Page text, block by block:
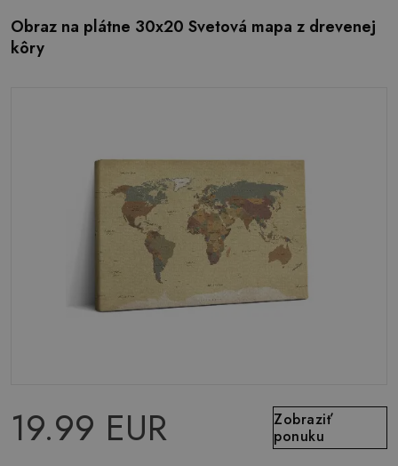
Obraz na plátne 30x20 Svetová mapa z drevenej
kôry
19.99 EUR
Zobraziť
ponuku